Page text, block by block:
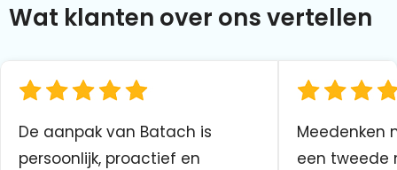
Wat klanten over ons vertellen
De aanpak van Batach is
persoonlijk, proactief en
Meedenken
een tweede